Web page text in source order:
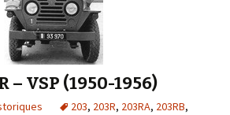
– VSP (1950-1956)
203, 203R, 203RA, 203RB,